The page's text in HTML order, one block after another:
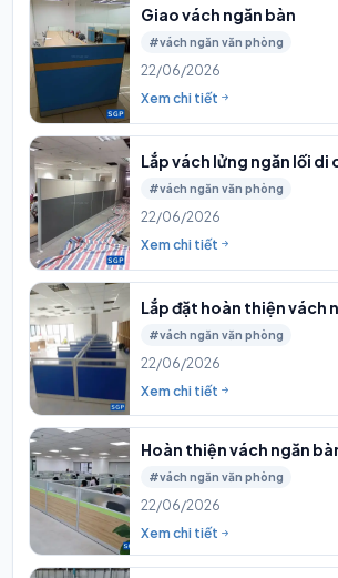
Giao vách ngăn bàn
#vách ngăn văn phòng
22/06/2026
Xem chi tiết
Lắp vách lửng ngăn lối di
#vách ngăn văn phòng
22/06/2026
Xem chi tiết
Lắp đặt hoàn thiện vách
#vách ngăn văn phòng
22/06/2026
Xem chi tiết
Hoàn thiện vách ngăn
#vách ngăn văn phòng
22/06/2026
Xem chi tiết